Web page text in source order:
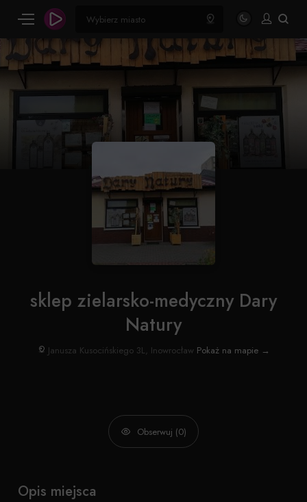
sklep zielarsko-medyczny Dary
Natury
Janusza Kusocińskiego 3L, Inowrocław Pokaż na mapie →
Obserwuj (0)
Opis miejsca